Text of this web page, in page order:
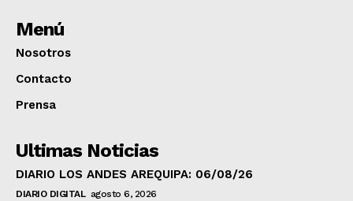
Menú
Nosotros
Contacto
Prensa
Ultimas Noticias
DIARIO LOS ANDES AREQUIPA: 06/08/26
DIARIO DIGITAL agosto 6, 2026